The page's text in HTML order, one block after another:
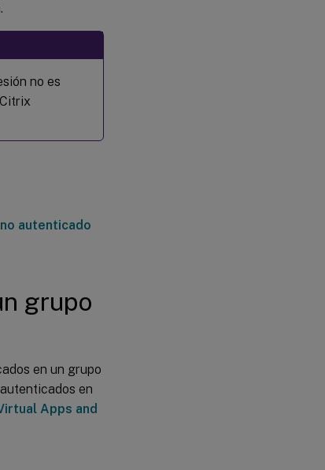
no es
autenticado
grupo
en un grupo
en
Apps and